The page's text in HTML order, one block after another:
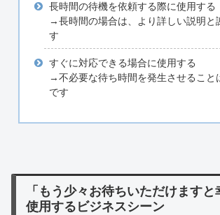
長時間の待機を依頼する際に使用する
→長時間の場合は、より詳しい説明と
す
すぐに対応できる場合に使用する
→不必要な待ち時間を発生させること
です
「もう少々お待ちいただけます
使用するビジネスシーン